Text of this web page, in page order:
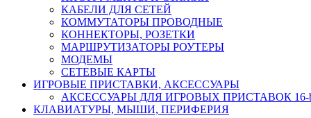
КАБЕЛИ ДЛЯ СЕТЕЙ
КОММУТАТОРЫ ПРОВОДНЫЕ
КОННЕКТОРЫ, РОЗЕТКИ
МАРШРУТИЗАТОРЫ РОУТЕРЫ
МОДЕМЫ
СЕТЕВЫЕ КАРТЫ
ИГРОВЫЕ ПРИСТАВКИ, АКСЕССУАРЫ
АКСЕССУАРЫ ДЛЯ ИГРОВЫХ ПРИСТАВОК 16-
КЛАВИАТУРЫ, МЫШИ, ПЕРИФЕРИЯ